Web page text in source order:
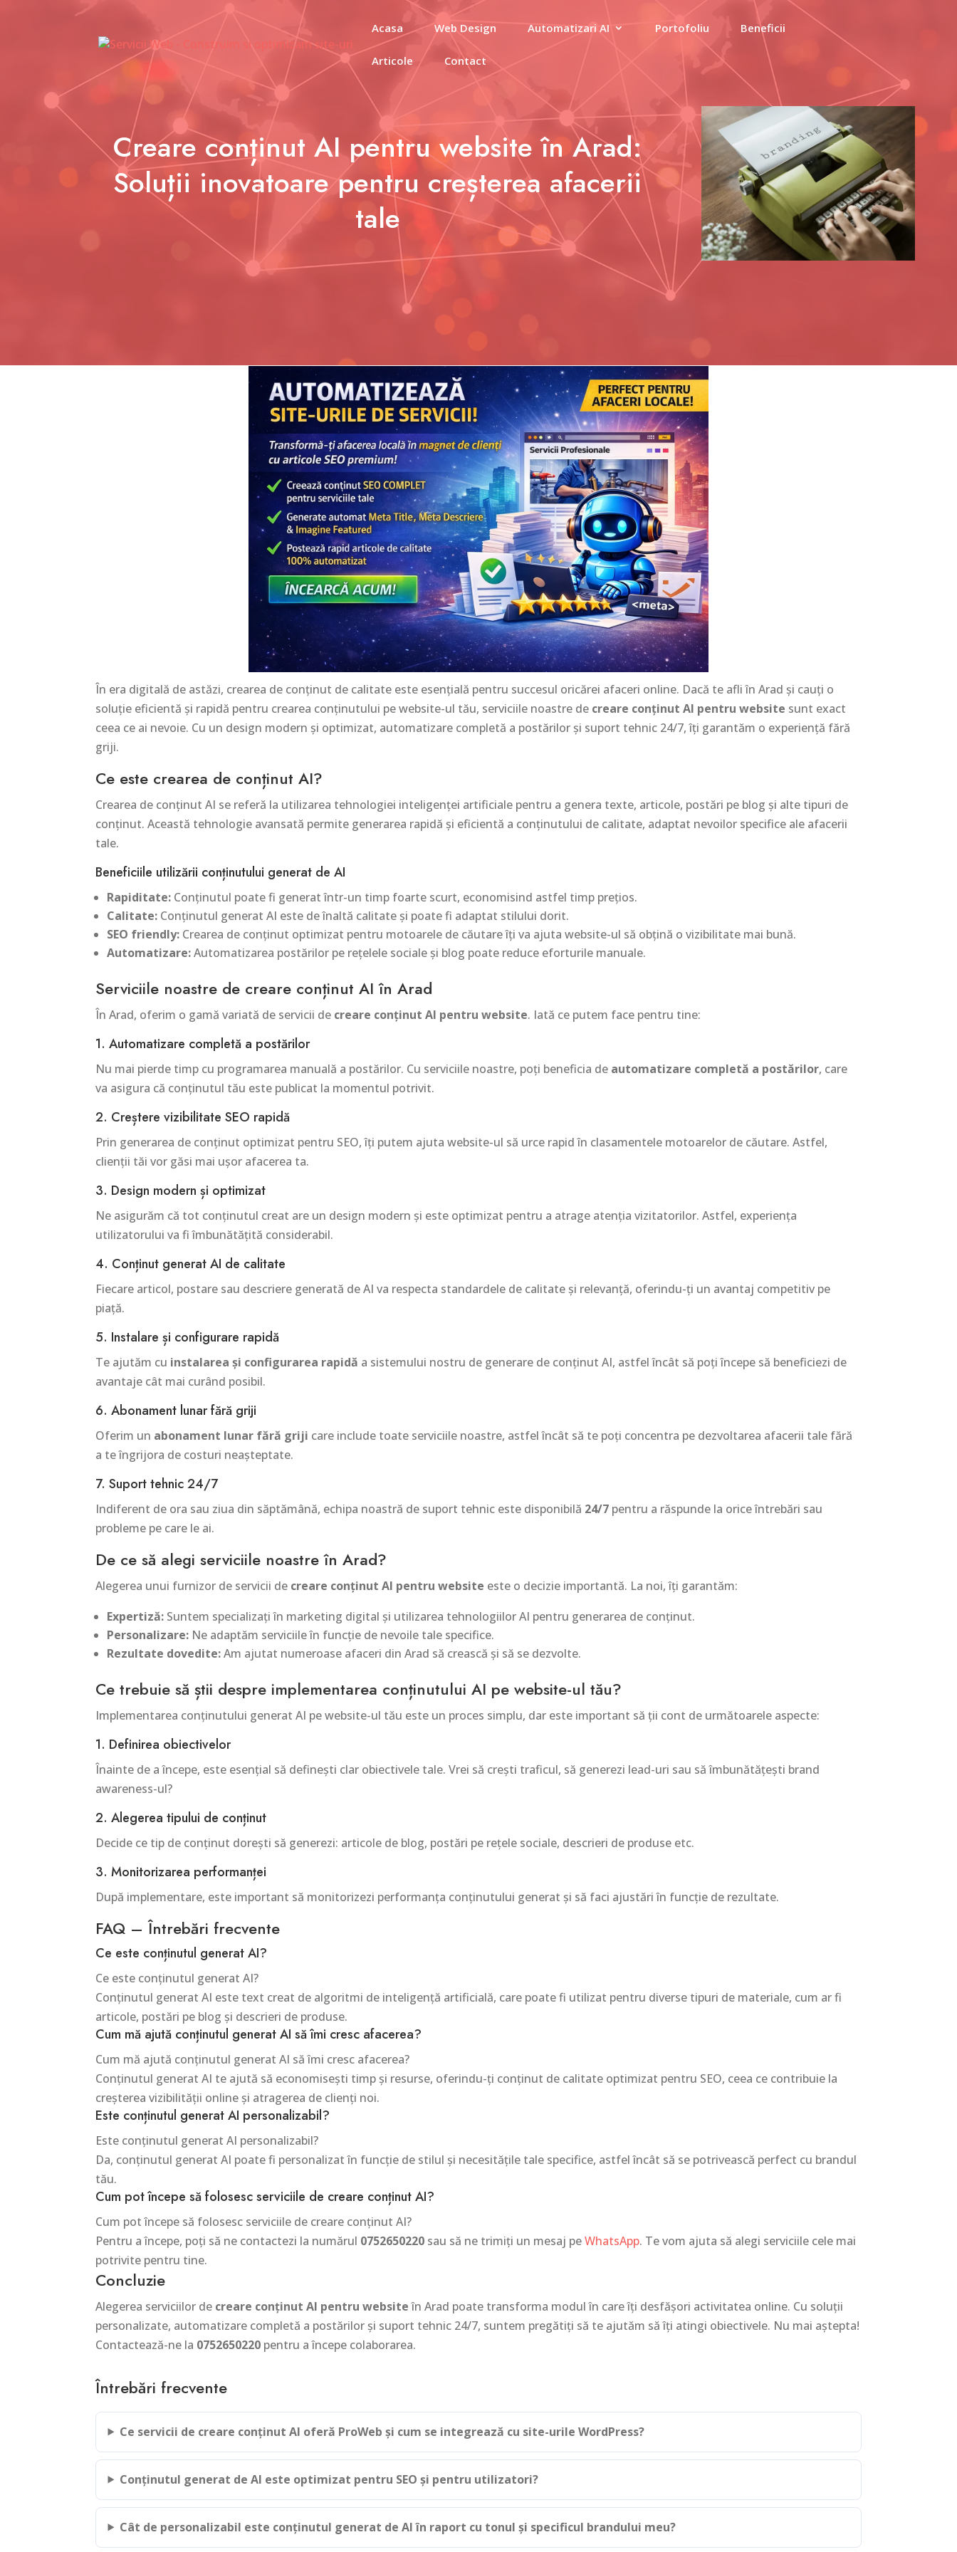
Acasa Web Design Automatizari AI Portofoliu Beneficii
Articole Contact
Creare conținut AI pentru website în Arad:
Soluții inovatoare pentru creșterea afacerii
tale
În era digitală de astăzi, crearea de conținut de calitate este esențială pentru succesul oricărei afaceri online. Dacă te afli în Arad și cauți o
soluție eficientă și rapidă pentru crearea conținutului pe website-ul tău, serviciile noastre de creare conținut AI pentru website sunt exact
ceea ce ai nevoie. Cu un design modern și optimizat, automatizare completă a postărilor și suport tehnic 24/7, îți garantăm o experiență fără
griji.
Ce este crearea de conținut AI?
Crearea de conținut AI se referă la utilizarea tehnologiei inteligenței artificiale pentru a genera texte, articole, postări pe blog și alte tipuri de
conținut. Această tehnologie avansată permite generarea rapidă și eficientă a conținutului de calitate, adaptat nevoilor specifice ale afacerii
tale.
Beneficiile utilizării conținutului generat de AI
Rapiditate: Conținutul poate fi generat într-un timp foarte scurt, economisind astfel timp prețios.
Calitate: Conținutul generat AI este de înaltă calitate și poate fi adaptat stilului dorit.
SEO friendly: Crearea de conținut optimizat pentru motoarele de căutare îți va ajuta website-ul să obțină o vizibilitate mai bună.
Automatizare:Automatizarea postărilor pe rețelele sociale și blog poate reduce eforturile manuale.
Serviciile noastre de creare conținut AI în Arad
În Arad, oferim o gamă variată de servicii de creare conținut AI pentru website. Iată ce putem face pentru tine:
1. Automatizare completă a postărilor
Nu mai pierde timp cu programarea manuală a postărilor. Cu serviciile noastre, poți beneficia de automatizare completă a postărilor, care
va asigura că conținutul tău este publicat la momentul potrivit.
2. Creștere vizibilitate SEO rapidă
Prin generarea de conținut optimizat pentru SEO, îți putem ajuta website-ul să urce rapid în clasamentele motoarelor de căutare. Astfel,
clienții tăi vor găsi mai ușor afacerea ta.
3. Design modern și optimizat
Ne asigurăm că tot conținutul creat are un design modern și este optimizat pentru a atrage atenția vizitatorilor. Astfel, experiența
utilizatorului va fi îmbunătățită considerabil.
4. Conținut generat AI de calitate
Fiecare articol, postare sau descriere generată de AI va respecta standardele de calitate și relevanță, oferindu-ți un avantaj competitiv pe
piață.
5. Instalare și configurare rapidă
Te ajutăm cu instalarea și configurarea rapidă a sistemului nostru de generare de conținut AI, astfel încât să poți începe să beneficiezi de
avantaje cât mai curând posibil.
6. Abonament lunar fără griji
Oferim un abonament lunar fără griji care include toate serviciile noastre, astfel încât să te poți concentra pe dezvoltarea afacerii tale fără
a te îngrijora de costuri neașteptate.
7. Suport tehnic 24/7
Indiferent de ora sau ziua din săptămână, echipa noastră de suport tehnic este disponibilă 24/7 pentru a răspunde la orice întrebări sau
probleme pe care le ai.
De ce să alegi serviciile noastre în Arad?
Alegerea unui furnizor de servicii de creare conținut AI pentru website este o decizie importantă. La noi, îți garantăm:
Expertiză: Suntem specializați în marketing digital și utilizarea tehnologiilor AI pentru generarea de conținut.
Personalizare: Ne adaptăm serviciile în funcție de nevoile tale specifice.
Rezultate dovedite:Am ajutat numeroase afaceri din Arad să crească și să se dezvolte.
Ce trebuie să știi despre implementarea conținutului AI pe website-ul tău?
Implementarea conținutului generat AI pe website-ul tău este un proces simplu, dar este important să ții cont de următoarele aspecte:
1. Definirea obiectivelor
Înainte de a începe, este esențial să definești clar obiectivele tale. Vrei să crești traficul, să generezi lead-uri sau să îmbunătățești brand
awareness-ul?
2. Alegerea tipului de conținut
Decide ce tip de conținut dorești să generezi: articole de blog, postări pe rețele sociale, descrieri de produse etc.
3. Monitorizarea performanței
După implementare, este important să monitorizezi performanța conținutului generat și să faci ajustări în funcție de rezultate.
FAQ – Întrebări frecvente
Ce este conținutul generat AI?
Ce este conținutul generat AI?
Conținutul generat AI este text creat de algoritmi de inteligență artificială, care poate fi utilizat pentru diverse tipuri de materiale, cum ar fi
articole, postări pe blog și descrieri de produse.
Cum mă ajută conținutul generat AI să îmi cresc afacerea?
Cum mă ajută conținutul generat AI să îmi cresc afacerea?
Conținutul generat AI te ajută să economisești timp și resurse, oferindu-ți conținut de calitate optimizat pentru SEO, ceea ce contribuie la
creșterea vizibilității online și atragerea de clienți noi.
Este conținutul generat AI personalizabil?
Este conținutul generat AI personalizabil?
Da, conținutul generat AI poate fi personalizat în funcție de stilul și necesitățile tale specifice, astfel încât să se potrivească perfect cu brandul
tău.
Cum pot începe să folosesc serviciile de creare conținut AI?
Cum pot începe să folosesc serviciile de creare conținut AI?
Pentru a începe, poți să ne contactezi la numărul 0752650220 sau să ne trimiți un mesaj peWhatsApp. Te vom ajuta să alegi serviciile cele mai
potrivite pentru tine.
Concluzie
Alegerea serviciilor de creare conținut AI pentru websiteîn Arad poate transforma modul în care îți desfășori activitatea online. Cu soluții
personalizate, automatizare completă a postărilor și suport tehnic 24/7, suntem pregătiți să te ajutăm să îți atingi obiectivele. Nu mai aștepta!
Contactează-ne la 0752650220 pentru a începe colaborarea.
Întrebări frecvente
Ce servicii de creare conținut AI oferă ProWeb și cum se integrează cu site-urile WordPress?
Conținutul generat de AI este optimizat pentru SEO și pentru utilizatori?
Cât de personalizabil este conținutul generat de AI în raport cu tonul și specificul brandului meu?